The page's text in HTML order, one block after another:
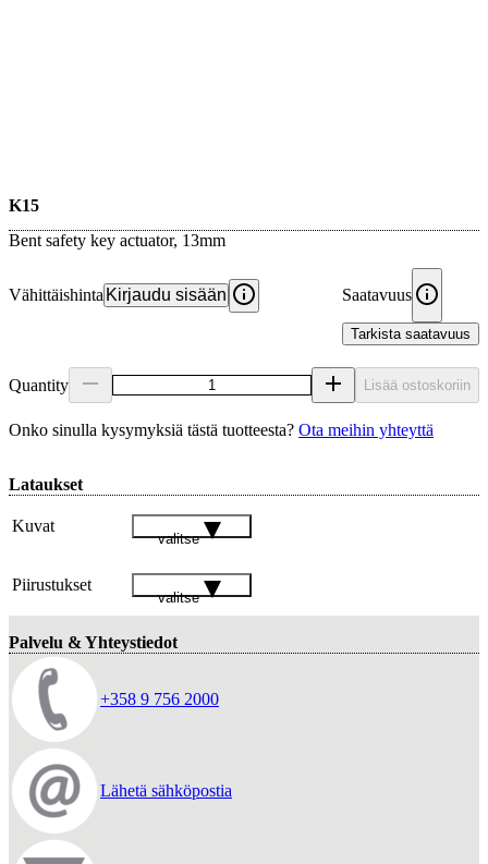
K15
Bent safety key actuator, 13mm
Vähittäishinta Kirjaudu sisään Saatavuus
Tarkista saatavuus
Quantity Lisää ostoskoriin
Onko sinulla kysymyksiä tästä tuotteesta? Ota meihin yhteyttä
Lataukset
Kuvat
valitse
Piirustukset
valitse
Palvelu & Yhteystiedot
+358 9 756 2000
Lähetä sähköpostia